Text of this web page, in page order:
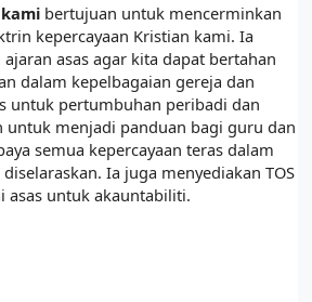
bertujuan untuk mencerminkan
kepercayaan Kristian kami. Ia
asas agar kita dapat bertahan
dalam kepelbagaian gereja dan
untuk pertumbuhan peribadi dan
untuk menjadi panduan bagi guru dan
semua kepercayaan teras dalam
Ia juga menyediakan TOS
asas untuk akauntabiliti.